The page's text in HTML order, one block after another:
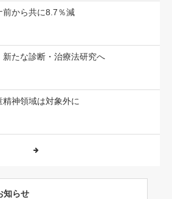
前から共に8.7％減
たな診断・治療法研究へ
神領域は対象外に
知らせ